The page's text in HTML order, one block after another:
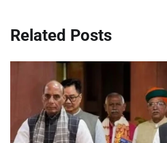
Related Posts